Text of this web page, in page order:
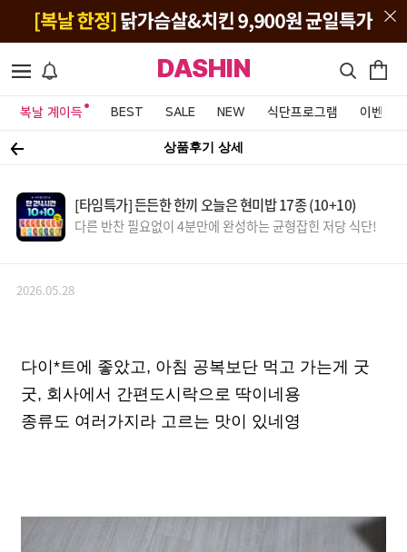
DASHIN
복날 계이득 BEST SALE NEW 식단프로그램 이벤트&
상품후기 상세
[타임특가] 든든한 한끼 오늘은 현미밥 17종 (10+10)
다른 반찬 필요없이 4분만에 완성하는 균형잡힌 저당 식단!
2026.05.28
다이*트에 좋았고, 아침 공복보단 먹고 가는게 굿
굿, 회사에서 간편도시락으로 딱이네용
종류도 여러가지라 고르는 맛이 있네영